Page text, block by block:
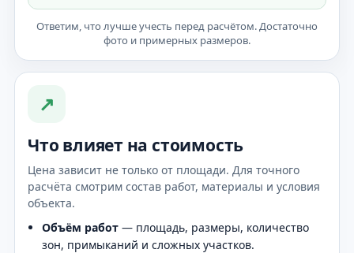
Ответим, что лучше учесть перед расчётом. Достаточно
фото и примерных размеров.
↗
Что влияет на стоимость
Цена зависит не только от площади. Для точного
расчёта смотрим состав работ, материалы и условия
объекта.
Объём работ — площадь, размеры, количество
зон, примыканий и сложных участков.